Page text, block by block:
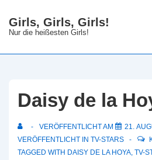
ZumGirls, Girls, Girls!
Nur die heißesten Girls!
Daisy de la
VERÖFFENTLICHT AM
21.
VERÖFFENTLICHT IN TV-STARS
TAGGED WITH DAISY DE LA HOYA, TV-